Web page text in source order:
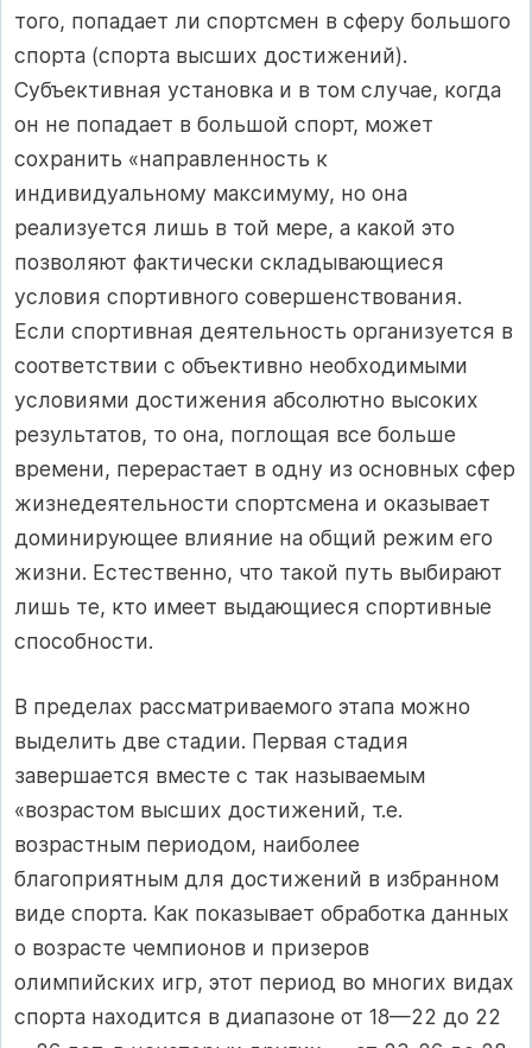
того, попадает ли спортсмен в сферу большого
спорта (спорта высших достижений).
Субъективная установка и в том случае, когда
он не попадает в большой спорт, может
сохранить «направленность к
индивидуальному максимуму, но она
реализуется лишь в той мере, а какой это
позволяют фактически складывающиеся
условия спортивного совершенствования.
Если спортивная деятельность организуется в
соответствии с объективно необходимыми
условиями достижения абсолютно высоких
результатов, то она, поглощая все больше
времени, перерастает в одну из основных сфер
жизнедеятельности спортсмена и оказывает
доминирующее влияние на общий режим его
жизни. Естественно, что такой путь выбирают
лишь те, кто имеет выдающиеся спортивные
способности.
В пределах рассматриваемого этапа можно
выделить две стадии. Первая стадия
завершается вместе с так называемым
«возрастом высших достижений, т.е.
возрастным периодом, наиболее
благоприятным для достижений в избранном
виде спорта. Как показывает обработка данных
о возрасте чемпионов и призеров
олимпийских игр, этот период во многих видах
спорта находится в диапазоне от 18—22 до 22